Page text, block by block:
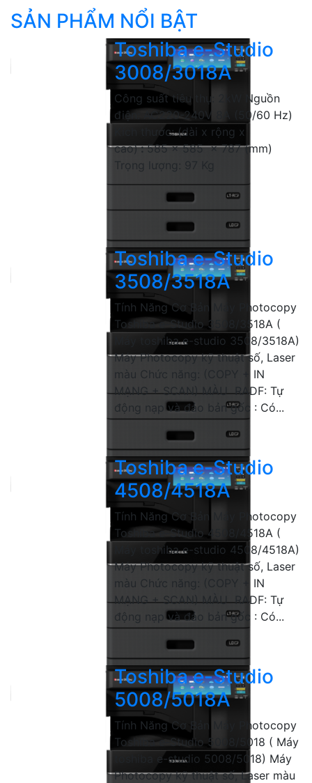
SẢN PHẨM NỔI BẬT
Toshiba e-Studio
3008/3018A
Công suất tiêu thụ: 2kW Nguồn
điện: AC220-240V 8A (50/60 Hz)
Kích thước: (dài x rộng x
cao):585 x 585 x 787 (mm)
Trọng lượng: 97 Kg
Toshiba e-Studio
3508/3518A
Tính Năng Cơ Bản Máy Photocopy
Toshiba e-Studio 3508/3518A (
Máy toshiba e-studio 3508/3518A)
Máy Photocopy kỹ thuật số, Laser
màu Chức năng: (COPY + IN
MẠNG + SCAN) MÀU RADF: Tự
động nạp và đảo bản gốc : Có...
Toshiba e-Studio
4508/4518A
Tính Năng Cơ Bản Máy Photocopy
Toshiba e-Studio 4508/4518A (
Máy toshiba e-studio 4508/4518A)
Máy Photocopy kỹ thuật số, Laser
màu Chức năng: (COPY + IN
MẠNG + SCAN) MÀU RADF: Tự
động nạp và đảo bản gốc : Có...
Toshiba e-Studio
5008/5018A
Tính Năng Cơ Bản Máy Photocopy
Toshiba e-Studio 5008/5018 ( Máy
toshiba e-studio 5008/5018) Máy
Photocopy kỹ thuật số, Laser màu